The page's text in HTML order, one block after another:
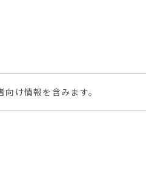
け情報を含みます。